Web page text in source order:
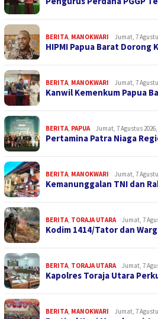
BERITA MANOKWARI Jumat, 7
HIPMI Papua Barat
BERITA MANOKWARI Jumat, 7
Kanwil Kemenkum Papua
BERITA PAPUA Jumat, 7 Agustus 2026,
Pertamina Patra Niaga
BERITA MANOKWARI Jumat, 7
Kemanunggalan TNI dan
BERITA TORAJA UTARA Jumat, 7
Kodim 1414/Tator dan
BERITA TORAJA UTARA Jumat, 7
Kapolres Toraja Utara
BERITA MANOKWARI Jumat, 7